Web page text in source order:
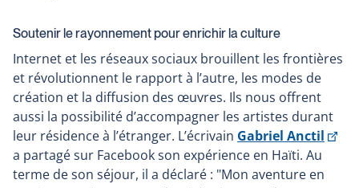
Soutenir le rayonnement pour enrichir la culture
Internet et les réseaux sociaux brouillent les frontières
et révolutionnent le rapport à l’autre, les modes de
création et la diffusion des œuvres. Ils nous offrent
aussi la possibilité d’accompagner les artistes durant
leur résidence à l’étranger. L’écrivain Gabriel Anctil
Ce
a partagé sur Facebook son expérience en Haïti. Au
terme de son séjour, il a déclaré : "Mon aventure en